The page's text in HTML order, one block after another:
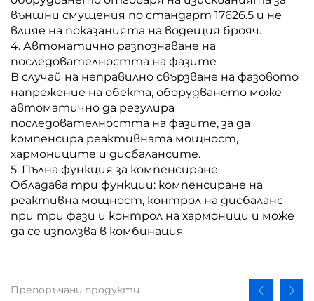
външни смущения по стандарт 17626.5 и не
влияе на показанията на водещия брояч.
4. Автоматично разпознаване на
последователността на фазите
В случай на неправилно свързване на фазовото
напрежение на обекта, оборудването може
автоматично да регулира
последователността на фазите, за да
компенсира реактивната мощност,
хармониците и дисбалансите.
5. Пълна функция за компенсиране
Обладава три функции: компенсиране на
реактивна мощност, контрол на дисбаланс
при три фази и контрол на хармоници и може
да се използва в комбинация
Препоръчани продукти